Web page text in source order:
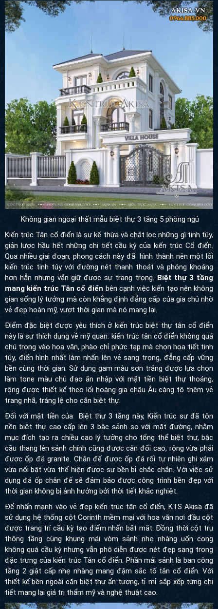
Không gian ngoại thất mẫu biệt thự 3 tầng 5 phòng ngủ
Kiến trúc Tân cổ điển là sự kế thừa và chắt lọc những gì tinh túy,
giản lược hầu hết những chi tiết cầu kỳ của kiến trúc Cổ điển.
Qua nhiều giai đoạn, phong cách này đã hình thành nên một lối
kiến trúc tinh túy với đường nét thanh thoát và phóng khoáng
hơn hẳn nhưng vẫn giữ được sự trang trọng. Biệt thự 3 tầng
mang kiến trúc Tân cổ điển bên cạnh việc kiến tạo nên không
gian sống lý tưởng mà còn khẳng định đẳng cấp của gia chủ nhờ
vẻ đẹp hoàn mỹ, vượt thời gian mà nó mang lại.
Điểm đặc biệt được yêu thích ở kiến trúc biệt thự tân cổ điển
này là sự thích dụng về mỹ quan: kiến trúc tân cổ điển không quá
chú trọng vào hoa văn, phào chỉ phức tạp mà chọn họa tiết tinh
túy, điển hình nhất làm nhấn lên vẻ sang trọng, đẳng cấp vững
bền cùng thời gian. Sử dụng gam màu sơn trắng được lựa chọn
làm tone màu chủ đạo ăn nhập với mặt tiền biệt thự thoáng,
rộng được thiết kế theo lối hoàng gia châu Âu càng tô thêm vẻ
trang nhã, tráng lệ cho căn biệt thự.
Đối với mặt tiền của Biệt thự 3 tầng này, Kiến trúc sư đã tôn
nền biệt thự cao cấp lên 3 bậc sảnh so với mặt đường, nhằm
mục đích tạo ra chiều cao lý tưởng cho tổng thể biệt thự, bậc
cầu thang lên sảnh chính cũng được cân đối cao, rộng vừa phải
được ốp đá granite. Chân đế được ốp đá rối tự nhiên ghi xám
vừa nổi bật vừa thể hiện được sự bền bỉ chắc chắn. Với việc sử
dụng đá ốp chân đế sẽ đảm bảo được công trình bền đẹp với
thời gian không bị ảnh hưởng bởi thời tiết khắc nghiệt.
Để nhấn mạnh vào vẻ đẹp kiến trúc tân cổ điển, KTS Akisa đã
sử dụng hệ thống cột Corinth mềm mại với hoa văn nơi đầu cột
được trang trí cầu kỳ tạo điểm nhấn bắt mắt. Đồng thời cột trụ
thông tầng cùng khung mái vòm sảnh nhẹ nhàng uốn cong
không quá cầu kỳ nhưng vẫn phô diễn được nét đẹp sang trong
đặc trưng của kiến trúc Tân cổ điển. Phần mái sảnh là ban công
tầng 2 giật cấp nhẹ nhàng mang đậm sắc tố tân cổ điển. Với
thiết kế bên ngoài căn biệt thự ấn tượng, tỉ mỉ sắp xếp từng chi
tiết mang lại giá trị thẩm mỹ và nghệ thuật cao